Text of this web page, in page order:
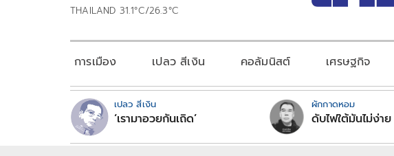
THAILAND 31.1°C/26.3°C
การเมือง เปลว สีเงิน คอลัมนิสต์ เศรษฐกิจ
เปลว สีเงิน
‘เรามาอวยกันเถิด’
ผักกาดหอม
ดับไฟใต้มันไม่ง่าย